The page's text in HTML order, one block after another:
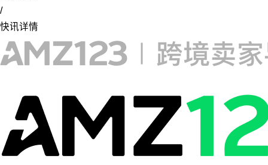
/
快讯详情